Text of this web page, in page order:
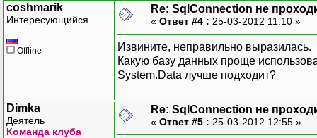
coshmarik
Интересующийся
Offline
Re: SqlConnection не
« Ответ #4 : 25-03-2012 11:10 »
Извините, неправильно выразилась.
Какую базу данных проще
System.Data лучше подходит?
Dimka
Деятель
Команда клуба
Re: SqlConnection не
« Ответ #5 : 25-03-2012 12:55 »